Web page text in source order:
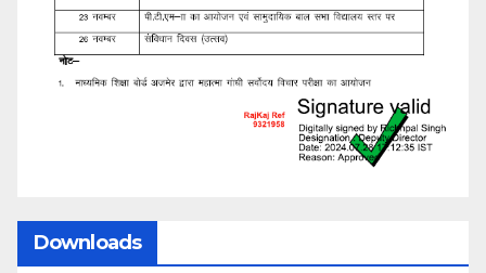
Downloads